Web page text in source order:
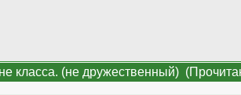
класса. (не дружественный)